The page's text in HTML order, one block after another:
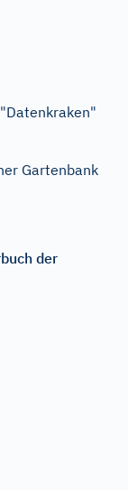
Gartenbank
der